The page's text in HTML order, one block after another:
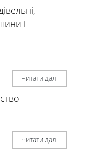
і
Читати далі
Читати далі